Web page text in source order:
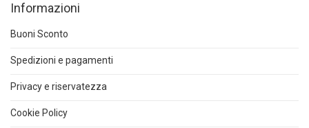
Informazioni
Buoni Sconto
Spedizioni e pagamenti
Privacy e riservatezza
Cookie Policy